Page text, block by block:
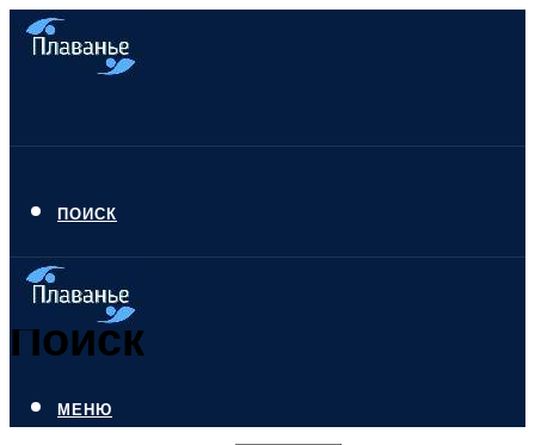
ПОИСК
Поиск
МЕНЮ